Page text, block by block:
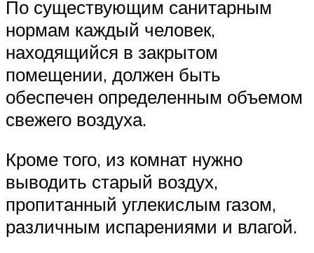
По существующим санитарным
нормам каждый человек,
находящийся в закрытом
помещении, должен быть
обеспечен определенным объемом
свежего воздуха.
Кроме того, из комнат нужно
выводить старый воздух,
пропитанный углекислым газом,
различным испарениями и влагой.